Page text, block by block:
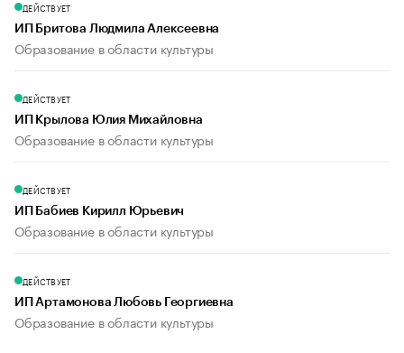
ДЕЙСТВУЕТ
ИП Бритова Людмила Алексеевна
Образование в области культуры
ДЕЙСТВУЕТ
ИП Крылова Юлия Михайловна
Образование в области культуры
ДЕЙСТВУЕТ
ИП Бабиев Кирилл Юрьевич
Образование в области культуры
ДЕЙСТВУЕТ
ИП Артамонова Любовь Георгиевна
Образование в области культуры